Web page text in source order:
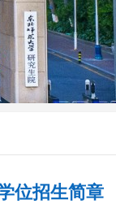
位招生简章